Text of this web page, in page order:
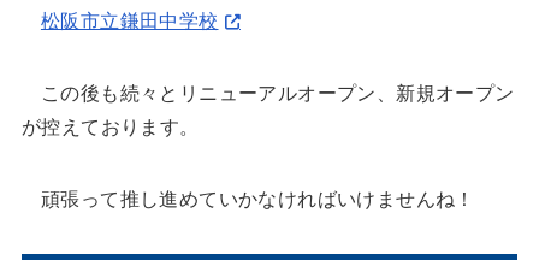
松阪市立鎌田中学校
この後も続々とリニューアルオープン、新規オープン
が控えております。
頑張って推し進めていかなければいけませんね！